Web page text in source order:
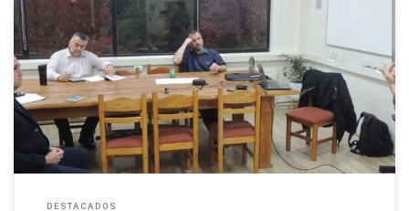
Uno de los principales resultados obtenidos por el geofísico Oscar Cartes
Esquivel, en su investigación para obtener el grado del Magíster en
Geofísica de la UdeC, es una metodología capaz […]
DESTACADOS